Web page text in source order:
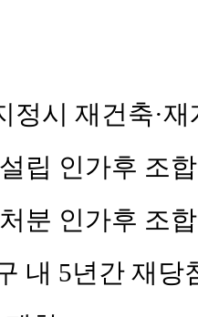
정시 재건축·
설립 인가후 조
처분 인가후 조
내 5년간 재당